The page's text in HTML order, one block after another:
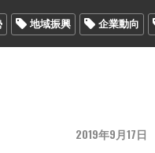
地域振興 企業動向
2019 9 17